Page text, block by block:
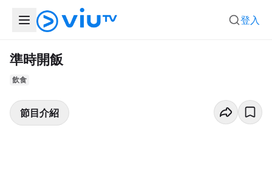
登入
準時開飯
飲食
節目介紹